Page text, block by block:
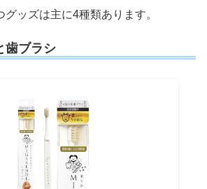
ッズは主に4種類あります。
歯ブラシ